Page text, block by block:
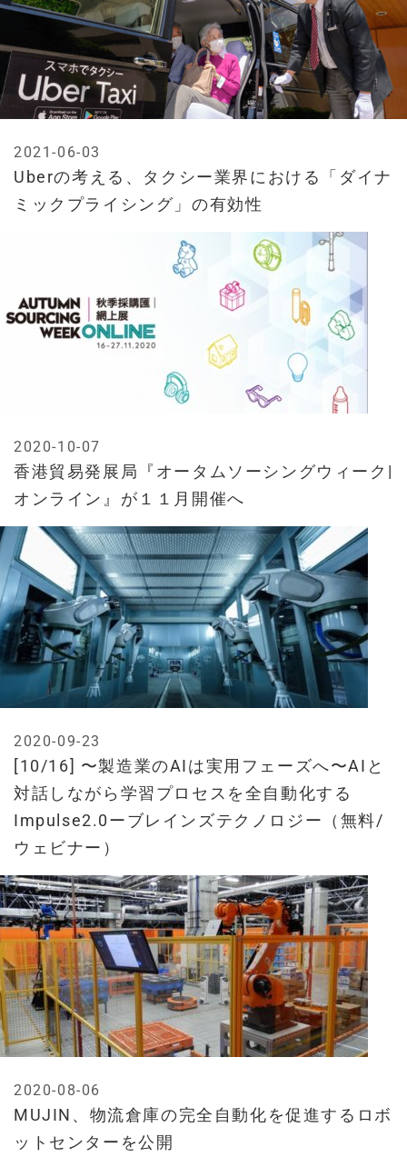
Uberの考える、タクシー業界における「ダイナ
ミックプライシング」の有効性
2021-06-03
香港貿易発展局『オータムソーシングウィーク|
オンライン』が１１月開催へ
2020-10-07
[10/16] 〜製造業のAIは実用フェーズへ〜AIと
対話しながら学習プロセスを全自動化する
Impulse2.0ーブレインズテクノロジー（無料/
ウェビナー）
2020-09-23
MUJIN、物流倉庫の完全自動化を促進するロボ
ットセンターを公開
2020-08-06